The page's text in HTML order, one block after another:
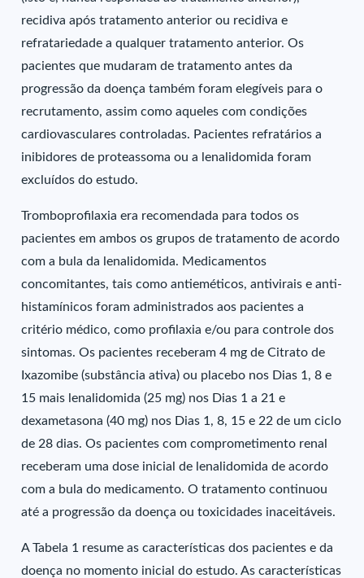
recidiva após tratamento anterior ou recidiva e
refratariedade a qualquer tratamento anterior. Os
pacientes que mudaram de tratamento antes da
progressão da doença também foram elegíveis para o
recrutamento, assim como aqueles com condições
cardiovasculares controladas. Pacientes refratários a
inibidores de proteassoma ou a lenalidomida foram
excluídos do estudo.
Tromboprofilaxia era recomendada para todos os
pacientes em ambos os grupos de tratamento de acordo
com a bula da lenalidomida. Medicamentos
concomitantes, tais como antieméticos, antivirais e anti-
histamínicos foram administrados aos pacientes a
critério médico, como profilaxia e/ou para controle dos
sintomas. Os pacientes receberam 4 mg de Citrato de
Ixazomibe (substância ativa) ou placebo nos Dias 1, 8 e
15 mais lenalidomida (25 mg) nos Dias 1 a 21 e
dexametasona (40 mg) nos Dias 1, 8, 15 e 22 de um ciclo
de 28 dias. Os pacientes com comprometimento renal
receberam uma dose inicial de lenalidomida de acordo
com a bula do medicamento. O tratamento continuou
até a progressão da doença ou toxicidades inaceitáveis.
A Tabela 1 resume as características dos pacientes e da
doença no momento inicial do estudo. As características